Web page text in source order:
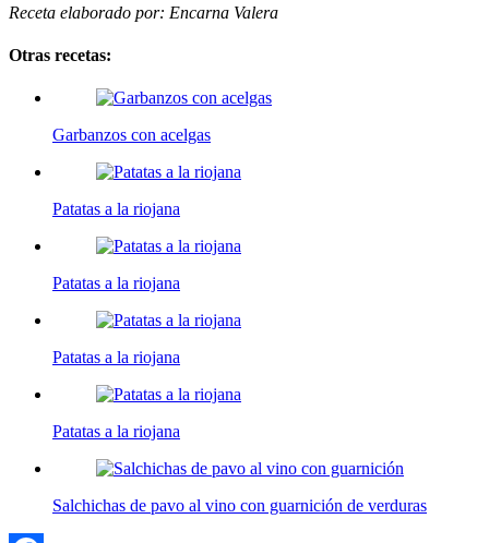
Receta elaborado por: Encarna Valera
Otras recetas:
Garbanzos con acelgas
Patatas a la riojana
Patatas a la riojana
Patatas a la riojana
Patatas a la riojana
Salchichas de pavo al vino con guarnición de verduras